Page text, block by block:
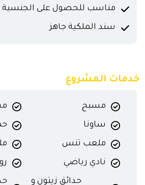
مناسب للحصول على الجنسية
سند الملكية جاهز
خدمات المشروع
مسبح
ساونا
ملعب تنس
نادي رياضي
حدائق زيتون و